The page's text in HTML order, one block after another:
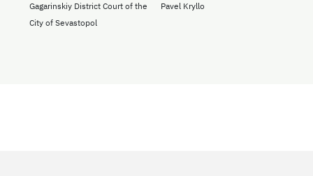
Gagarinskiy District Court of the
City of Sevastopol
Pavel Kryllo